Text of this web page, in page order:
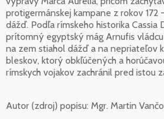
protigermánskej kampane z rokov 172
dážď. Podľa rímskeho historika Cassia
prítomný egyptský mág Arnufis
na zem stiahol dážď a na nepriateľov
bleskov, ktorý obkľúčených a
rímskych vojakov zachránil pred istou
Autor (zdroj) popisu: Mgr. Martin